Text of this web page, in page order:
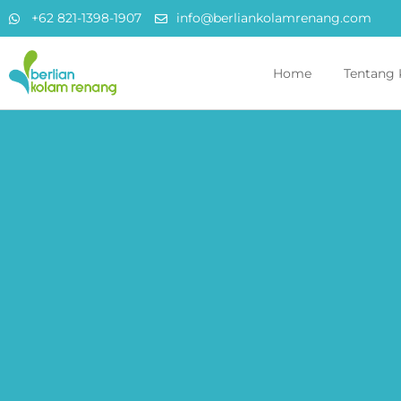
+62 821-1398-1907 info@berliankolamrenang.com
Home Tentang